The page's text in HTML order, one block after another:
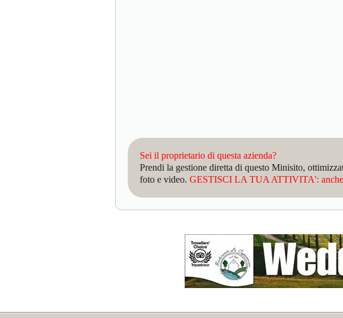
Sei il proprietario di questa azienda?
Prendi la gestione diretta di questo Minisito,
foto e video. GESTISCI LA TUA ATTIVITA':